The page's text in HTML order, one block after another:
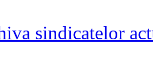
sindicatelor